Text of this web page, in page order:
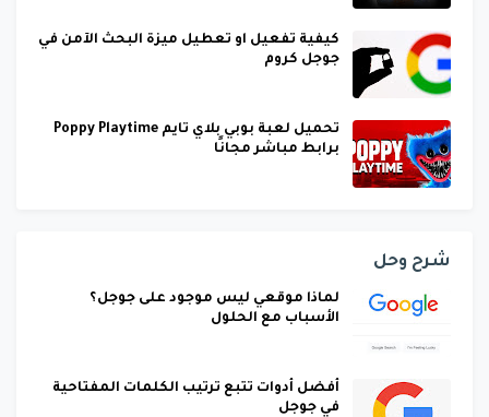
كيفية تفعيل او تعطيل ميزة البحث الآمن في
جوجل كروم
تحميل لعبة بوبي بلاي تايم Poppy Playtime
برابط مباشر مجانًا
شرح وحل
لماذا موقعي ليس موجود على جوجل؟
الأسباب مع الحلول
أفضل أدوات تتبع ترتيب الكلمات المفتاحية
في جوجل